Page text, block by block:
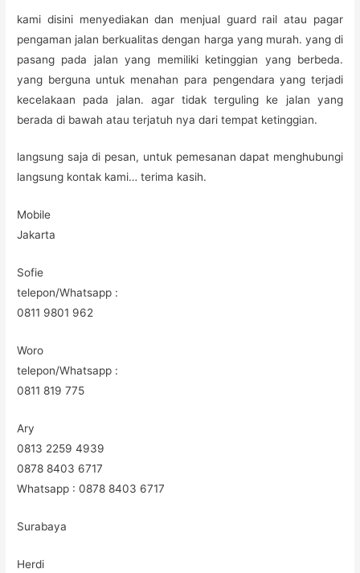
kami disini menyediakan dan menjual guard rail atau pagar
pengaman jalan berkualitas dengan harga yang murah. yang di
pasang pada jalan yang memiliki ketinggian yang berbeda.
yang berguna untuk menahan para pengendara yang terjadi
kecelakaan pada jalan. agar tidak terguling ke jalan yang
berada di bawah atau terjatuh nya dari tempat ketinggian.
langsung saja di pesan, untuk pemesanan dapat menghubungi
langsung kontak kami… terima kasih.
Mobile
Jakarta
Sofie
telepon/Whatsapp :
0811 9801 962
Woro
telepon/Whatsapp :
0811 819 775
Ary
0813 2259 4939
0878 8403 6717
Whatsapp : 0878 8403 6717
Surabaya
Herdi